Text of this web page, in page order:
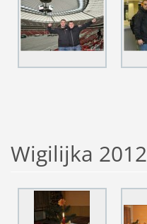
Wigilijka 2012